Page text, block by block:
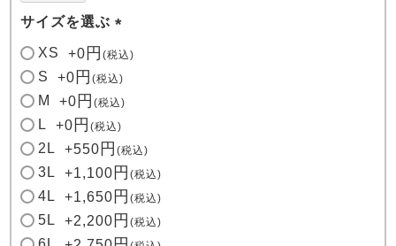
サイズを選ぶ
(
)
XS +0 税込
S +0 税込
M +0 税込
L +0 税込
2L +550 税込
3L +1,100 税込
4L +1,650 税込
5L +2,200 税込